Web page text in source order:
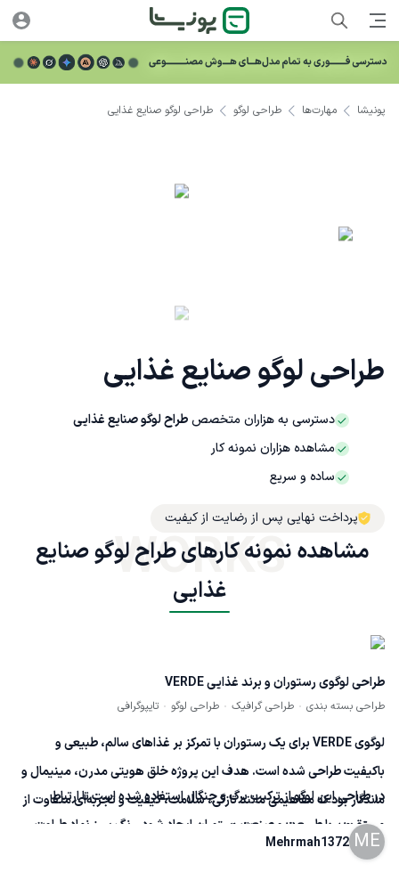
طراحی لوگو صنایع غذایی
دسترسی به هزاران متخصصطراح لوگو صنایع غذایی
مشاهده هزاران نمونه کار
ساده و سریع
پرداخت نهایی پس از رضایت از کیفیت
پونیشا مهارت‌ها طراحی لوگو طراحی لوگو صنایع غذایی
مشاهده نمونه کارهای طراح لوگو صنایع
غذایی
WORKS
طراحی لوگوی رستوران و برند غذایی VERDE
طراحی بسته بندی طراحی گرافیک طراحی لوگو تایپوگرافی
لوگوی VERDE برای یک رستوران با تمرکز بر غذاهای سالم، طبیعی و
باکیفیت طراحی شده است. هدف این پروژه خلق هویتی مدرن، مینیمال و
ماندگار بود که مفاهیمی مانند تازگی، سلامت، کیفیت و تجربه‌ای متفاوت از
صرف غذا را به مخاطب منتقل کند.
در طراحی این لوگو از ترکیب برگ و چنگال استفاده شده است تا ارتباط
مستقیمی با طبیعت و صنعت رستوران ایجاد شود. رنگ سبز نماد طراوت،
سلامت و مواد اولیه تازه است و رنگ طلایی حس کیفیت، ارزش و تجربه‌ای
ME
Mehrmah1372